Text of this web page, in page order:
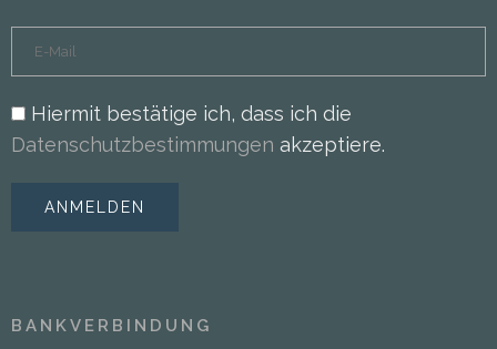
Hiermit bestätige ich, dass ich die
Datenschutzbestimmungen akzeptiere.
BANKVERBINDUNG